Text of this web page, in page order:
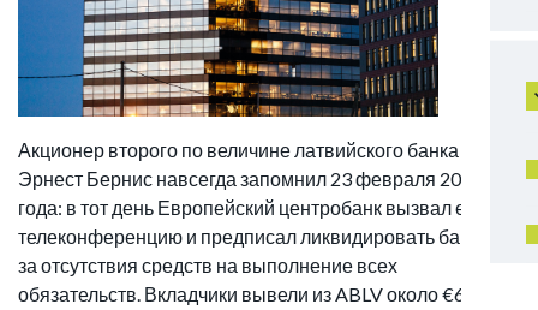
Акционер второго по величине латвийского банка ABLV
Эрнест Бернис навсегда запомнил 23 февраля 2018
года: в тот день Европейский центробанк вызвал его на
телеконференцию и предписал ликвидировать банк из-
за отсутствия средств на выполнение всех
обязательств. Вкладчики вывели из ABLV около €600